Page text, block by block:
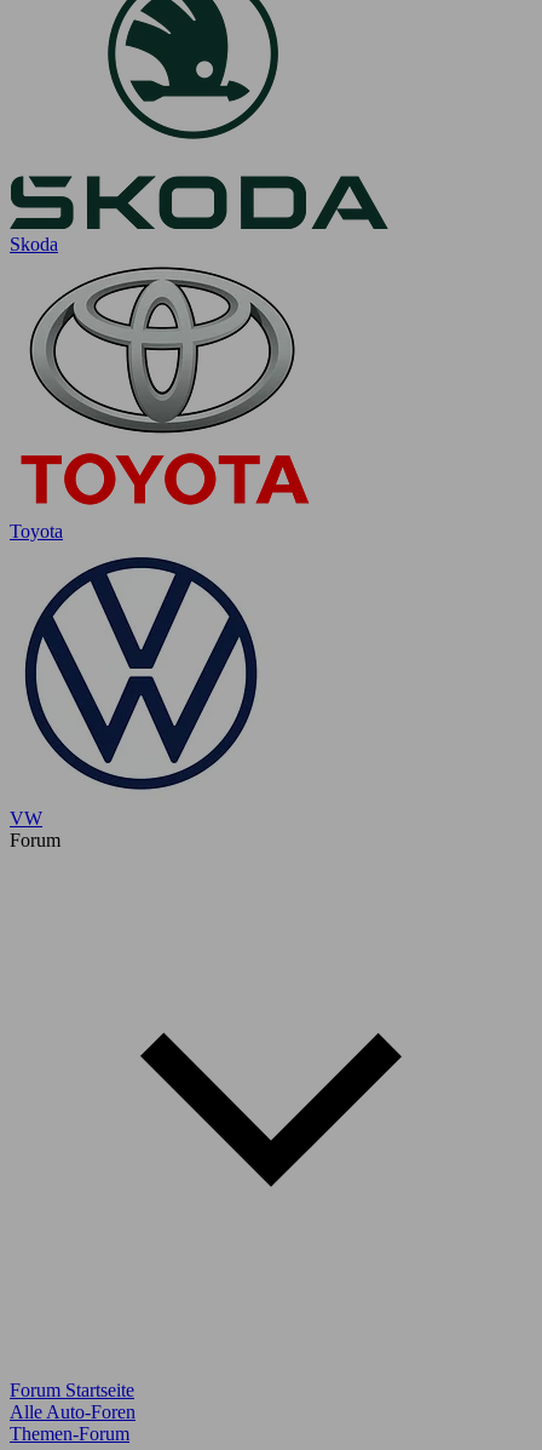
Skoda
Toyota
VW
Forum
Forum Startseite
Alle Auto-Foren
Themen-Forum